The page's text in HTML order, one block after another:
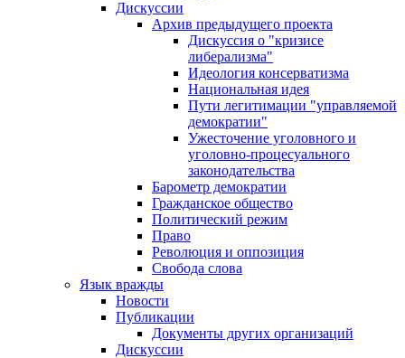
Дискуссии
Архив предыдущего проекта
Дискуссия о "кризисе
либерализма"
Идеология консерватизма
Национальная идея
Пути легитимации "управляемой
демократии"
Ужесточение уголовного и
уголовно-процесуального
законодательства
Барометр демократии
Гражданское общество
Политический режим
Право
Революция и оппозиция
Свобода слова
Язык вражды
Новости
Публикации
Документы других организаций
Дискуссии